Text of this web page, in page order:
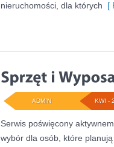
nieruchomości, dla których [
KWI -
ADMIN
Serwis poświęcony
wybór dla osób, które